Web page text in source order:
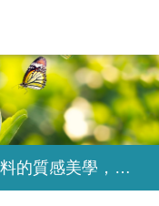
【優室比品牌官網】台灣藝術塗料的質感美學，為獨特的設計風格塑造無限可能